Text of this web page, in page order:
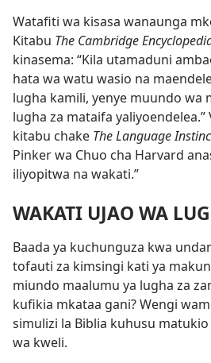
Watafiti wa kisasa wanaunga
Kitabu The Cambridge
kinasema: “Kila utamaduni
hata wa watu wasio na
lugha kamili, yenye muundo wa
lugha za mataifa yaliyoendelea.”
kitabu chake The Language
Pinker wa Chuo cha Harvard
iliyopitwa na wakati.”
WAKATI UJAO WA
Baada ya kuchunguza kwa
tofauti za kimsingi kati ya
miundo maalumu ya lugha za
kufikia mkataa gani? Wengi
simulizi la Biblia kuhusu
wa kweli.